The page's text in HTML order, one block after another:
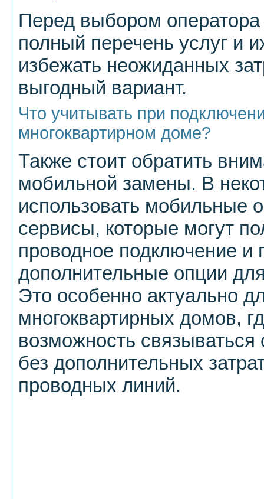
Перед выбором оператора
полный перечень услуг и
избежать неожиданных
выгодный вариант.
Что учитывать при
многоквартирном доме?
Также стоит обратить
мобильной замены. В
использовать мобильные
сервисы, которые могут
проводное подключение и
дополнительные опции
Это особенно актуально
многоквартирных домов,
возможность
без дополнительных
проводных линий.